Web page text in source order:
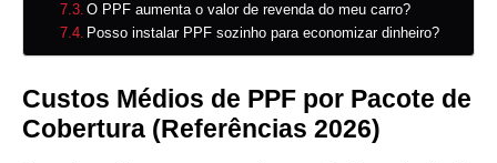
O PPF aumenta o valor de revenda do meu carro?
Posso instalar PPF sozinho para economizar dinheiro?
Custos Médios de PPF por Pacote de
Cobertura (Referências 2026)